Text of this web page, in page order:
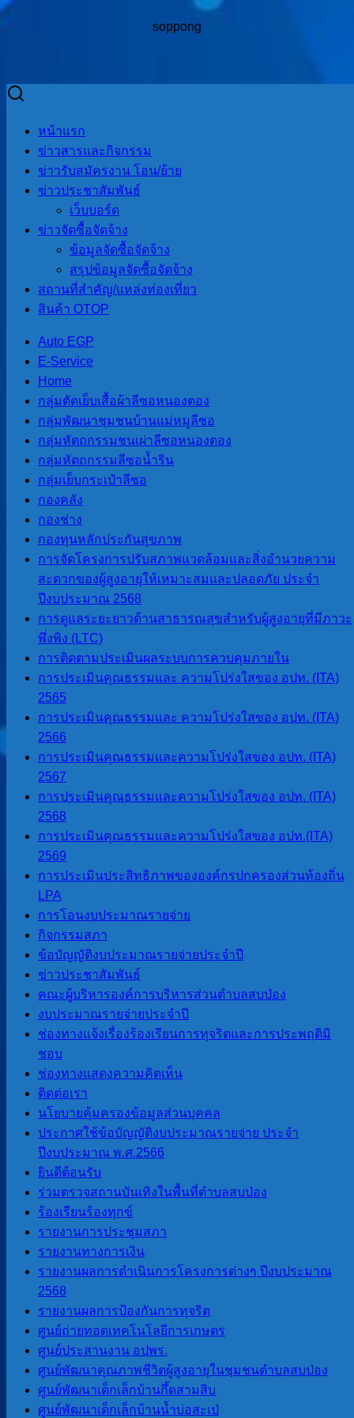
soppong
Skip
contentหน้าแรก
ข่าวสารและกิจกรรม
ข่าวรับสมัครงาน โอน/ย้าย
ข่าวประชาสัมพันธ์
เว็บบอร์ด
ข่าวจัดซื้อจัดจ้าง
ข้อมูลจัดซื้อจัดจ้าง
สรุปข้อมูลจัดซื้อจัดจ้าง
สถานที่สําคัญ/แหล่งท่องเที่ยว
สินค้า OTOP
Auto EGP
E-Service
Home
กลุ่มตัดเย็บเสื้อผ้าลีซอหนองตอง
กลุ่มพัฒนาชุมชนบ้านแม่หมูลีซอ
กลุ่มหัตถกรรมชนเผ่าลีซอหนองตอง
กลุ่มหัตถกรรมลีซอน้ำริน
กลุ่มเย็บกระเป๋าลีซอ
กองคลัง
กองช่าง
กองทุนหลักประกันสุขภาพ
การจัดโครงการปรับสภาพแวดล้อมและสิ่งอำนวยความ
สะดวกของผู้สูงอายุให้เหมาะสมและปลอดภัย ประจำ
ปีงบประมาณ 2568
การดูแลระยะยาวด้านสาธารณสุขสำหรับผู้สูงอายุที่มีภาวะ
พึ่งพิง (LTC)
การติดตามประเมินผลระบบการควบคุมภายใน
การประเมินคุณธรรมและ ความโปร่งใสของ อปท. (ITA)
2565
การประเมินคุณธรรมและ ความโปร่งใสของ อปท. (ITA)
2566
การประเมินคุณธรรมและความโปร่งใสของ อปท. (ITA)
2567
การประเมินคุณธรรมและความโปร่งใสของ อปท. (ITA)
2568
การประเมินคุณธรรมและความโปร่งใสของ อปท.(ITA)
2569
การประเมินประสิทธิภาพขององค์กรปกครองส่วนท้องถิ่น
LPA
การโอนงบประมาณรายจ่าย
กิจกรรมสภา
ข้อบัญญัติงบประมาณรายจ่ายประจำปี
ข่าวประชาสัมพันธ์
คณะผู้บริหารองค์การบริหารส่วนตำบลสบป่อง
งบประมาณรายจ่ายประจำปี
ช่องทางแจ้งเรื่องร้องเรียนการทุจริตและการประพฤติมิ
ชอบ
ช่องทางแสดงความคิดเห็น
ติดต่อเรา
นโยบายคุ้มครองข้อมูลส่วนบุคคล
ประกาศใช้ข้อบัญญัติงบประมาณรายจ่าย ประจำ
ปีงบประมาณ พ.ศ.2566
ยินดีต้อนรับ
ร่วมตรวจสถานบันเทิงในพื้นที่ตำบลสบป่อง
ร้องเรียนร้องทุกข์
รายงานการประชุมสภา
รายงานทางการเงิน
รายงานผลการดำเนินการโครงการต่างๆ ปีงบประมาณ
2568
รายงานผลการป้องกันการทุจริต
ศูนย์ถ่ายทอดเทคโนโลยีการเกษตร
ศูนย์ประสานงาน อปพร.
ศูนย์พัฒนาคุณภาพชีวิตผู้สูงอายุในชุมชนตำบลสบป่อง
ศูนย์พัฒนาเด็กเล็กบ้านกึ้ดสามสิบ
ศูนย์พัฒนาเด็กเล็กบ้านน้ำบ่อสะเป่
ประชาสัมพันธ์การออกหน่วยจดทะเบียนคนพิการเคลื่อนที่
ประจำที่ 2566
ประชาสัมพันธ์การ
ทะเบียนคนพิการ
เคลื่อนที่ ประจำที่
2566
ข่าวประชาสัมพันธ์
IMG_20230105_0001_NEW ดาวน์โหลด
จำนวนผู้อ่าน :
นายโอฬาร ปาริฉัตรพงศ์
นายกองค์การบริหารส่วนตำบลสบป่อง
โทร 080-034-6787
เมนูหลัก
หน้าแรก
ข้อมูลทั่วไป
ประวัติองค์การบริหารส่วนตำบลสบ
ป่อง
วิสัยทัศน์การพัฒนา
อำนาจหน้าที่
ติดต่อเรา
หน่วยตรวจสอบภายใน
การโอนงบประมาณรายจ่าย
การติดตามประเมินผลระบบการ
ควบคุมภายใน
ITA
การประเมินคุณธรรมและ ความ
โปร่งใสของ อปท. (ITA) 2565
การประเมินคุณธรรมและ ความ
โปร่งใสของ อปท. (ITA) 2566
การประเมินคุณธรรมและความ
โปร่งใสของ อปท. (ITA) 2567
การประเมินคุณธรรมและความ
โปร่งใสของ อปท. (ITA) 2568
การประเมินคุณธรรมและความ
โปร่งใสของ อปท. (ITA) 2569
LPA
การประเมินประสิทธิภาพขององค์กร
ปกครองส่วนท้องถิ่น LPA
แผนพัฒนา